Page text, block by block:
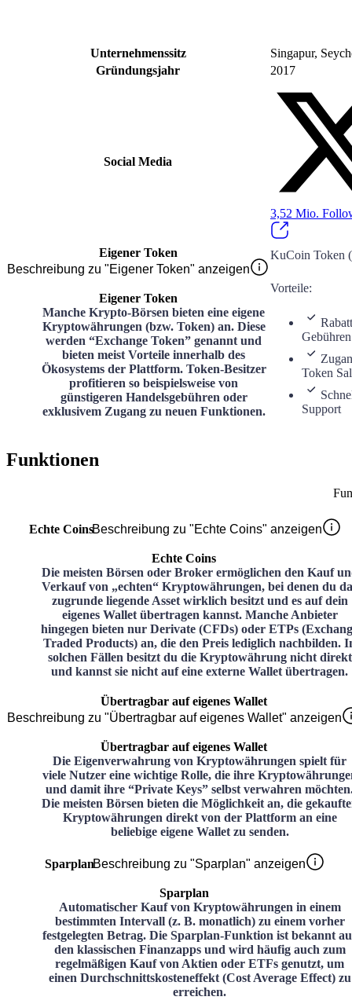
Unternehmenssitz
Singapur,
Gründungsjahr
2017
Social Media
3,52 Mio.
Eigener Token
Beschreibung zu "Eigener Token" anzeigen
Eigener Token
Manche Krypto-Börsen bieten eine eigene
Kryptowährungen (bzw. Token) an. Diese
werden “Exchange Token” genannt und
bieten meist Vorteile innerhalb des
Ökosystems der Plattform. Token-Besitzer
profitieren so beispielsweise von
günstigeren Handelsgebühren oder
exklusivem Zugang zu neuen Funktionen.
KuCoin Token
Vorteile:
Gebühren
Token
Support
Funktionen
Echte CoinsBeschreibung zu "Echte Coins" anzeigen
Echte Coins
Die meisten Börsen oder Broker ermöglichen den Kauf
Verkauf von „echten“ Kryptowährungen, bei denen du
zugrunde liegende Asset wirklich besitzt und es auf dein
eigenes Wallet übertragen kannst. Manche Anbieter
hingegen bieten nur Derivate (CFDs) oder ETPs
Traded Products) an, die den Preis lediglich nachbilden.
solchen Fällen besitzt du die Kryptowährung nicht direkt
und kannst sie nicht auf eine externe Wallet übertragen.
Übertragbar auf eigenes Wallet
Beschreibung zu "Übertragbar auf eigenes Wallet" anzeigen
Übertragbar auf eigenes Wallet
Die Eigenverwahrung von Kryptowährungen spielt für
viele Nutzer eine wichtige Rolle, die ihre
und damit ihre “Private Keys” selbst verwahren
Die meisten Börsen bieten die Möglichkeit an, die
Kryptowährungen direkt von der Plattform an eine
beliebige eigene Wallet zu senden.
SparplanBeschreibung zu "Sparplan" anzeigen
Sparplan
Automatischer Kauf von Kryptowährungen in einem
bestimmten Intervall (z. B. monatlich) zu einem vorher
festgelegten Betrag. Die Sparplan-Funktion ist bekannt
den klassischen Finanzapps und wird häufig auch zum
regelmäßigen Kauf von Aktien oder ETFs genutzt, um
einen Durchschnittskosteneffekt (Cost Average Effect) zu
erreichen.